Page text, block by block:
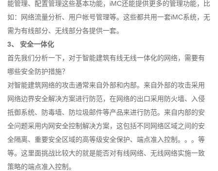
能管理、配置管理这些基本功能，iMC还能提供更多的管理功能，比
如：网络流量分析、用户帐号管理等。这些都共用一套iMC系统，无
需为有线部分、无线部分各提供一套。
3、 安全一体化
首先我们分析一下，对于智能建筑有线无线一体化的网络，需要有
哪些安全防护措施？
对智能建筑网络的攻击通常来自外部和内部。来自外部的攻击采用
网络边界安全解决方案进行防范，在网络的出口采用防火墙、入侵
抵御系统、防毒墙、防垃圾邮件等产品来进行防范。来自内部的安
全问题采用内网安全控制解决方案，这包括不同网络区域之间的安
全隔离、重要安全区域的高等级安全保护、端点准入控制。。。等
等。这里面挑战比较大的就是能否对有线网络、无线网络实施一致
策略的端点准入控制。